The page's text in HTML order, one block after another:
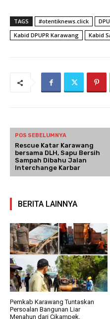
TAGS #otentiknews.click
Kabid DPUPR Karawang
Kabid
POS SEBELUMNYA
Rescue Katar Karawang
bersama DLH, Sapu Bersih
Sampah Dibahu Jalan
Interchange Karbar
BERITA LAINNYA
Pemkab Karawang Tuntaskan
Persoalan Bangunan Liar
Menahun dari Cikampek,